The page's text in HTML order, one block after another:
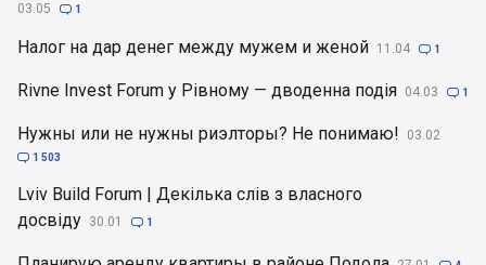
03.05  1
Налог на дар денег между мужем и женой 11.04  1
Rivne Invest Forum у Рівному — дводенна подія 04.03  1
Нужны или не нужны риэлторы? Не понимаю! 03.02
 1 503
Lviv Build Forum | Декілька слів з власного
досвіду 30.01  1